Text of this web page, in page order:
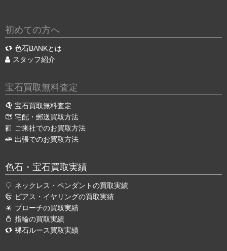
初めての方へ
色石BANKとは
スタッフ紹介
宝石買取無料査定
宝石買取無料査定
宅配・郵送買取方法
ご来社でのお買取方法
出張でのお買取方法
色石・宝石買取実績
ネックレス・ペンダントの買取実績
ピアス・イヤリングの買取実績
ブローチの買取実績
指輪の買取実績
裸石ルース買取実績